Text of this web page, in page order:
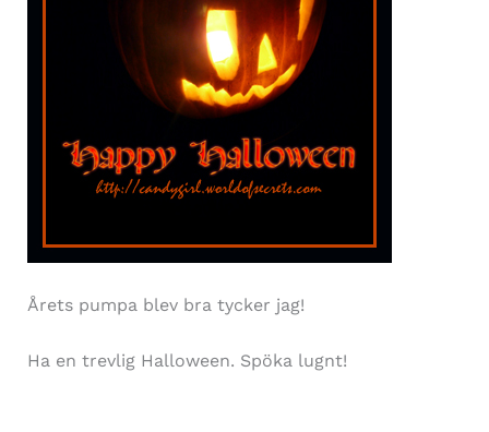
Årets pumpa blev bra tycker jag!
Ha en trevlig Halloween. Spöka lugnt!